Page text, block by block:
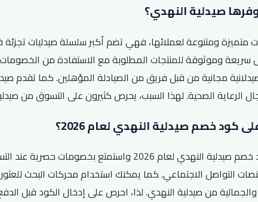
متميزة ومتنوعة لعملائها، فهي تضم أكبر سلسلة صيدليات
سريعة وموثوقة للمنتجات المطلوبة مع الاستفادة من
صيدلانية مجانية من قبل فريق من الصيادلة المؤهلين. كما
الرعاية الصحية. لهذا السبب، يحرص كثيرون على التسوق من
لا تفوت فرصة الحصول على كود خصم صيدلية
التواصل الاجتماعي. كما يمكنك استخدام محركات البحث
والجمالية من صيدلية النهدي. لذا، احرص على إدخال الكود قبل